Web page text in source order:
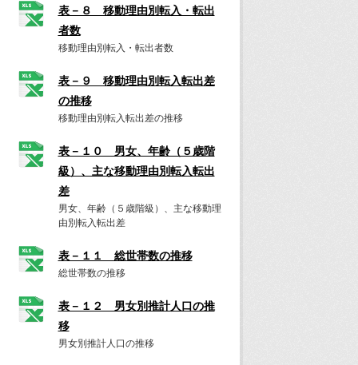
表－８ 移動理由別転入・転出
者数
移動理由別転入・転出者数
表－９ 移動理由別転入転出差
の推移
移動理由別転入転出差の推移
表－１０ 男女、年齢（５歳階
級）、主な移動理由別転入転出
差
男女、年齢（５歳階級）、主な移動理
由別転入転出差
表－１１ 総世帯数の推移
総世帯数の推移
表－１２ 男女別推計人口の推
移
男女別推計人口の推移